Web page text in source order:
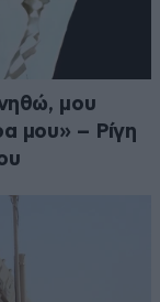
μου
μου» – Ρίγη